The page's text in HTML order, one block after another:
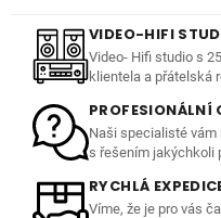
VIDEO-HIFI
Video- Hifi studio s
klientela a přátelská
Naši specialisté vám
s řešením jakýchkoli
RYCHLÁ
Víme, že je pro vás